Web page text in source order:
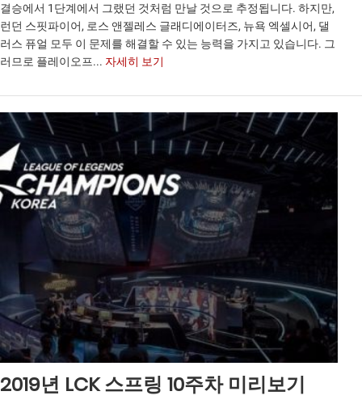
결승에서 1단계에서 그랬던 것처럼 만날 것으로 추정됩니다. 하지만,
런던 스핏파이어, 로스 앤젤레스 글래디에이터즈, 뉴욕 엑셀시어, 댈
러스 퓨얼 모두 이 문제를 해결할 수 있는 능력을 가지고 있습니다. 그
러므로 플레이오프... 자세히 보기
2019년 LCK 스프링 10주차 미리보기